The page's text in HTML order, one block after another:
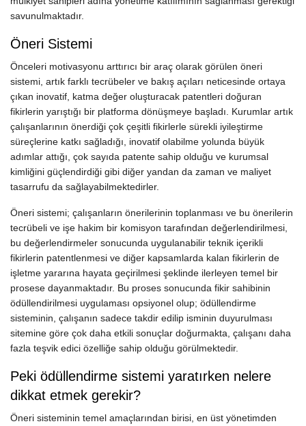
savunulmaktadır.
Öneri Sistemi
Önceleri motivasyonu arttırıcı bir araç olarak görülen öneri
sistemi, artık farklı tecrübeler ve bakış açıları neticesinde ortaya
çıkan inovatif, katma değer oluşturacak patentleri doğuran
fikirlerin yarıştığı bir platforma dönüşmeye başladı. Kurumlar artık
çalışanlarının önerdiği çok çeşitli fikirlerle sürekli iyileştirme
süreçlerine katkı sağladığı, inovatif olabilme yolunda büyük
adımlar attığı, çok sayıda patente sahip olduğu ve kurumsal
kimliğini güçlendirdiği gibi diğer yandan da zaman ve maliyet
tasarrufu da sağlayabilmektedirler.
Öneri sistemi; çalışanların önerilerinin toplanması ve bu önerilerin
tecrübeli ve işe hakim bir komisyon tarafından değerlendirilmesi,
bu değerlendirmeler sonucunda uygulanabilir teknik içerikli
fikirlerin patentlenmesi ve diğer kapsamlarda kalan fikirlerin de
işletme yararına hayata geçirilmesi şeklinde ilerleyen temel bir
prosese dayanmaktadır. Bu proses sonucunda fikir sahibinin
ödüllendirilmesi uygulaması opsiyonel olup; ödüllendirme
sisteminin, çalışanın sadece takdir edilip isminin duyurulması
sitemine göre çok daha etkili sonuçlar doğurmakta, çalışanı daha
fazla teşvik edici özelliğe sahip olduğu görülmektedir.
Peki ödüllendirme sistemi yaratırken nelere
dikkat etmek gerekir?
Öneri sisteminin temel amaçlarından birisi, en üst yönetimden